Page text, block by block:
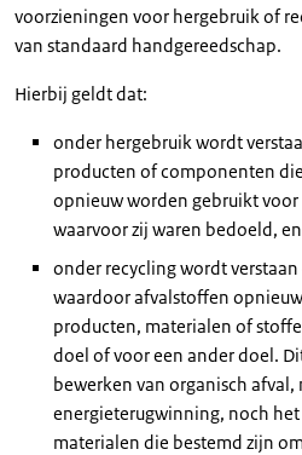
voorzieningen voor hergebruik of
van standaard handgereedschap.
Hierbij geldt dat:
onder hergebruik wordt
producten of componenten
opnieuw worden gebruikt
waarvoor zij waren bedoeld, en
onder recycling wordt
waardoor afvalstoffen
producten, materialen of
doel of voor een ander doel.
bewerken van organisch
energieterugwinning, noch
materialen die bestemd zijn